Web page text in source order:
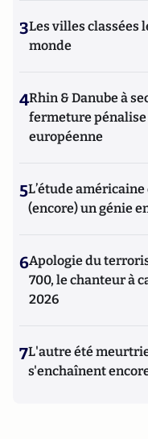
3Les villes classées
monde
4Rhin & Danube à
fermeture pénalise
européenne
5L’étude américaine
(encore) un génie
6Apologie du
700, le chanteur à
2026
7L'autre été
s'enchaînent